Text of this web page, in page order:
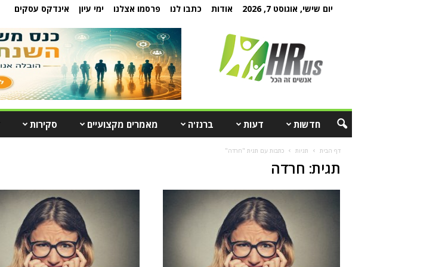
יום שישי, אוגוסט 7, 2026 אודות כתבו לנו פרסמו אצלנו ימי עיון אינדקס עסקים
חדשות דעות ברנז'ה מאמרים מקצועיים סקירות
דף הבית תגיות כתבות עם תגית "חרדה"
תגית: חרדה